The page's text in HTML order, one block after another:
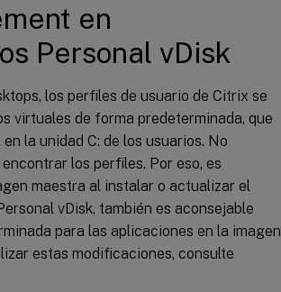
en
Personal vDisk
los perfiles de usuario de Citrix se
virtuales de forma predeterminada, que
la unidad C: de los usuarios. No
los perfiles. Por eso, es
maestra al instalar o actualizar el
vDisk, también es aconsejable
para las aplicaciones en la imagen
estas modificaciones, consulte